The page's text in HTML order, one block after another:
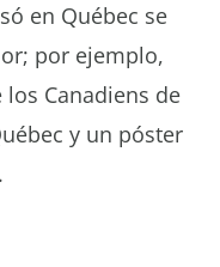
en Québec se
por ejemplo,
Canadiens de
y un póster